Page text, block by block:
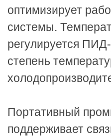
оптимизирует
системы.
регулируется
степень
Портативный
поддерживает